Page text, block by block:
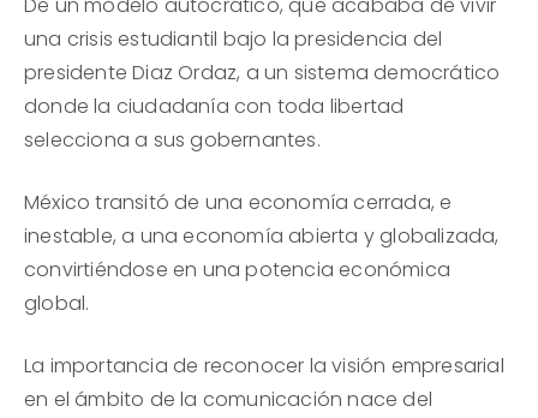
una crisis estudiantil bajo la presidencia del
presidente Diaz Ordaz, a un sistema democrático
donde la ciudadanía con toda libertad
selecciona a sus gobernantes.
México transitó de una economía cerrada, e
inestable, a una economía abierta y globalizada,
convirtiéndose en una potencia económica
global.
La importancia de reconocer la visión empresarial
en el ámbito de la comunicación nace del